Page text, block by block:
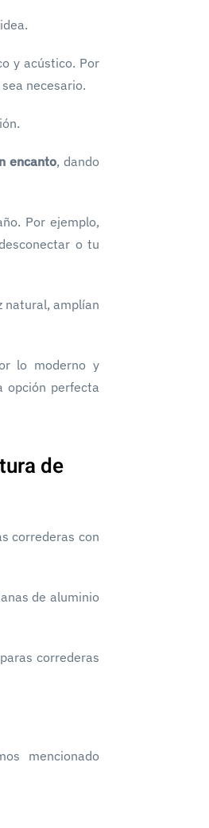
y acústico. Por
necesario.
encanto, dando
Por ejemplo,
o tu
natural, amplían
lo moderno y
opción perfecta
de
correderas con
de aluminio
correderas
mencionado